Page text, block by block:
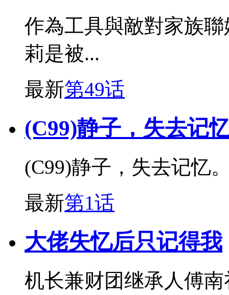
作為工具與敵對家族
莉是被...
最新第49话
(C99)静子，失去记
(C99)静子，失去记忆
最新第1话
大佬失忆后只记得我
机长兼财团继承人傅